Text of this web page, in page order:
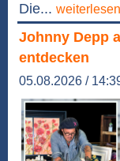
Die... weiterlesen
Johnny Depp
entdecken
05.08.2026 /